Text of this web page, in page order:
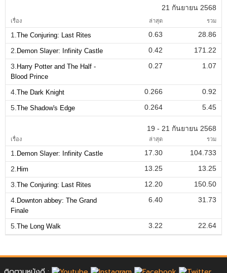
21 กันยายน 2568
เรื่อง ล่าสุด รวม
1. The Conjuring: Last Rites 0.63
28.86
2. Demon Slayer: Infinity Castle 0.42
171.22
3. Harry Potter and The Half -
Blood Prince
0.27 1.07
4. The Dark Knight 0.266
0.92
5. The Shadow's Edge 0.264 5.45
19 - 21 กันยายน 2568
เรื่อง ล่าสุด รวม
1. Demon Slayer: Infinity Castle 17.30
104.733
2. Him 13.25
13.25
3. The Conjuring: Last Rites 12.20
150.50
4. Downton abbey: The Grand
Finale
6.40 31.73
5. The Long Walk 3.22 22.64